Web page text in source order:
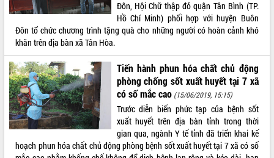
LIÊN KẾT WEB
Đôn, Hội Chữ thập đỏ quận Tân Bình (TP.
Hồ Chí Minh) phối hợp với huyện Buôn
Đôn tổ chức chương trình tặng quà cho những người có hoàn cảnh khó
khăn trên địa bàn xã Tân Hòa.
Tiến hành phun hóa chất chủ động
phòng chống sốt xuất huyết tại 7 xã
có số mắc cao (15/06/2019, 15:15)
Trước diễn biến phức tạp của bệnh sốt
xuất huyết trên địa bàn tỉnh trong thời
gian qua, ngành Y tế tỉnh đã triển khai kế
hoạch phun hóa chất chủ động phòng bệnh sốt xuất huyết tại 7 xã có số